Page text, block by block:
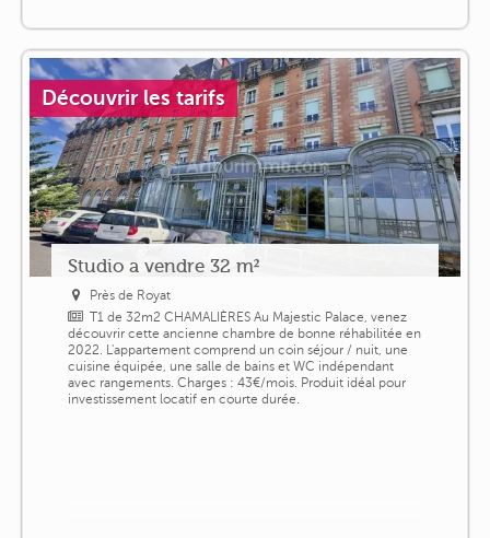
Découvrir les tarifs
Studio a vendre 32 m²
Près de Royat
T1 de 32m2 CHAMALIÈRES Au Majestic Palace, venez
découvrir cette ancienne chambre de bonne réhabilitée en
2022. L'appartement comprend un coin séjour / nuit, une
cuisine équipée, une salle de bains et WC indépendant
avec rangements. Charges : 43€/mois. Produit idéal pour
investissement locatif en courte durée.